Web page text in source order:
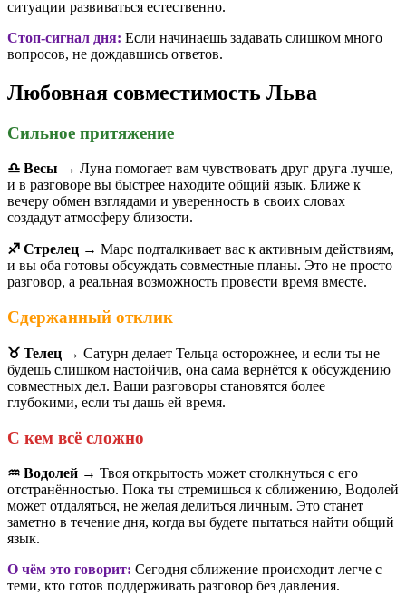
ситуации развиваться естественно.
Стоп-сигнал дня: Если начинаешь задавать слишком много
вопросов, не дождавшись ответов.
Любовная совместимость Льва
Сильное притяжение
♎️ Весы → Луна помогает вам чувствовать друг друга лучше,
и в разговоре вы быстрее находите общий язык. Ближе к
вечеру обмен взглядами и уверенность в своих словах
создадут атмосферу близости.
♐️ Стрелец → Марс подталкивает вас к активным действиям,
и вы оба готовы обсуждать совместные планы. Это не просто
разговор, а реальная возможность провести время вместе.
Сдержанный отклик
♉️ Телец → Сатурн делает Тельца осторожнее, и если ты не
будешь слишком настойчив, она сама вернётся к обсуждению
совместных дел. Ваши разговоры становятся более
глубокими, если ты дашь ей время.
С кем всё сложно
♒️ Водолей → Твоя открытость может столкнуться с его
отстранённостью. Пока ты стремишься к сближению, Водолей
может отдаляться, не желая делиться личным. Это станет
заметно в течение дня, когда вы будете пытаться найти общий
язык.
О чём это говорит: Сегодня сближение происходит легче с
теми, кто готов поддерживать разговор без давления.